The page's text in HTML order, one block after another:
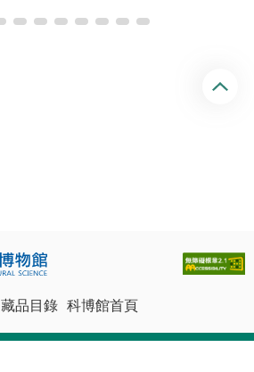
藏品目錄 科博館首頁
回
頂
端